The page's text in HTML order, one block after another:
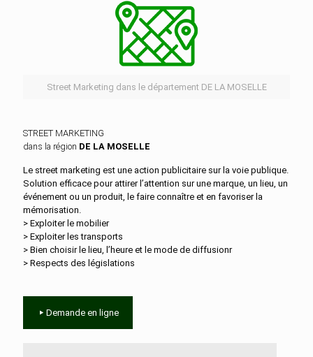
Street Marketing dans le département DE LA MOSELLE
STREET MARKETING
dans la région DE LA MOSELLE
Le street marketing est une action publicitaire sur la voie publique.
Solution efficace pour attirer l’attention sur une marque, un lieu, un
événement ou un produit, le faire connaître et en favoriser la
mémorisation.
> Exploiter le mobilier
> Exploiter les transports
> Bien choisir le lieu, l’heure et le mode de diffusionr
> Respects des législations
Demande en ligne